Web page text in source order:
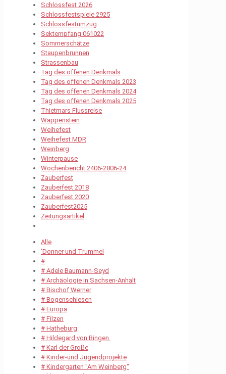
Schlossfest 2026
Schlossfestspiele 2925
Schlossfestumzug
Sektempfang 061022
Sommerschätze
Staupenbrunnen
Strassenbau
Tag des offenen Denkmals
Tag des offenen Denkmals 2023
Tag des offenen Denkmals 2024
Tag des offenen Denkmals 2025
Thietmars Flussreise
Wappenstein
Weihefest
Weihefest MDR
Weinberg
Winterpause
Wochenbericht 2406-2806-24
Zauberfest
Zauberfest 2018
Zauberfest 2020
Zauberfest2025
Zeitungsartikel
Alle
'Donner und Trummel
#
# Adele Baumann-Seyd
# Archäologie in Sachsen-Anhalt
# Bischof Werner
# Bogenschiesen
# Europa
# Filzen
# Hatheburg
# Hildegard von Bingen.
# Karl der Große
# Kinder-und Jugendprojekte
# Kindergarten "Am Weinberg"